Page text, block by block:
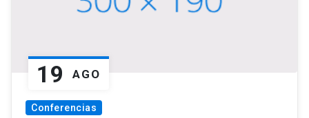
19 AGO
Conferencias